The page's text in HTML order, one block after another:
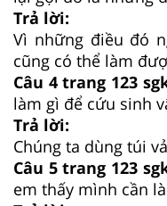
Trả lời:
Vì những điều đó
cũng có thể làm
Câu 4 trang 123
làm gì để cứu sinh
Trả lời:
Chúng ta dùng túi
Câu 5 trang 123
em thấy mình cần